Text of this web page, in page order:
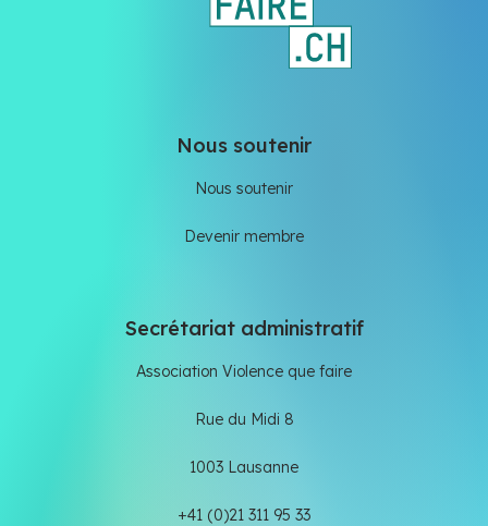
Nous soutenir
Nous soutenir
Devenir membre
Secrétariat administratif
Association Violence que faire
Rue du Midi 8
1003 Lausanne
+41 (0)21 311 95 33